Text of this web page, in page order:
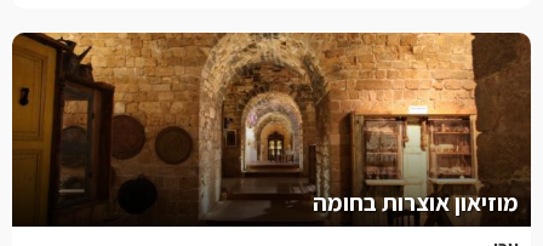
מוזיאון אוצרות בחומה